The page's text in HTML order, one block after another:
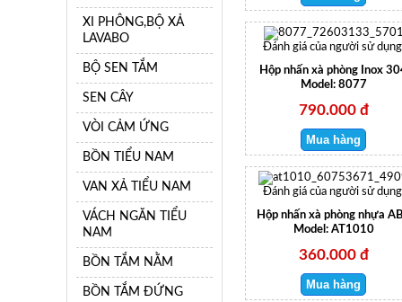
XI PHÔNG,BỘ XẢ
LAVABO
BỘ SEN TẮM
SEN CÂY
VÒI CẢM ỨNG
BỒN TIỂU NAM
VAN XẢ TIỂU NAM
VÁCH NGĂN TIỂU
NAM
BỒN TẮM NẰM
BỒN TẮM ĐỨNG
Đánh giá của người sử
Hộp nhấn xà phòng Inox
Model: 8077
790.000 đ
Đánh giá của người sử
Hộp nhấn xà phòng nhựa
Model: AT1010
360.000 đ